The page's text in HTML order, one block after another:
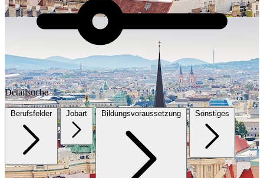
Detailsuche
Berufsfelder Jobart Bildungsvoraussetzung Sonstiges